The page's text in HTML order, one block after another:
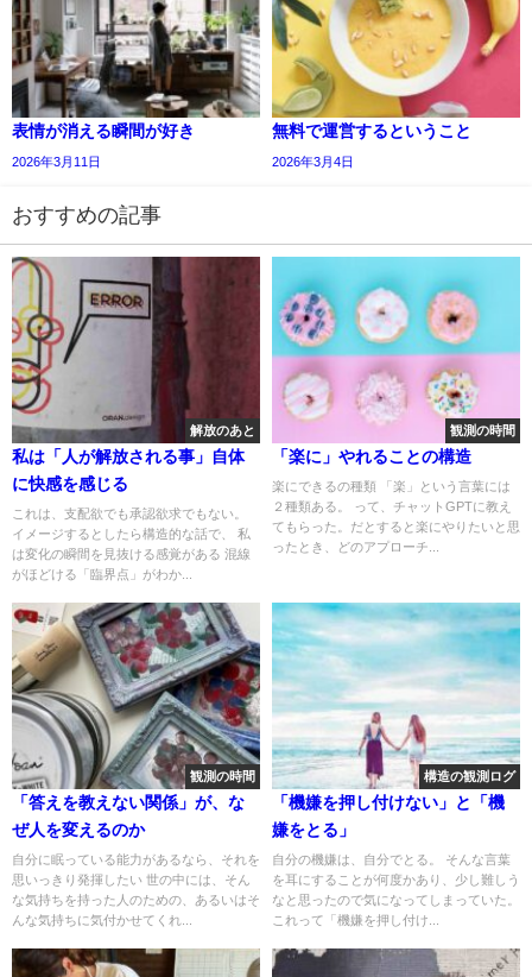
表情が消える瞬間が好き
2026年3月11日
無料で運営するということ
2026年3月4日
おすすめの記事
解放のあと
私は「人が解放される事」自体
に快感を感じる
これは、支配欲でも承認欲求でもない。
イメージするとしたら構造的な話で、 私
は変化の瞬間を見抜ける感覚がある 混線
がほどける「臨界点」がわか...
観測の時間
「楽に」やれることの構造
楽にできるの種類 「楽」という言葉には
２種類ある。 って、チャットGPTに教え
てもらった。だとすると楽にやりたいと思
ったとき、どのアプローチ...
観測の時間
「答えを教えない関係」が、な
ぜ人を変えるのか
自分に眠っている能力があるなら、それを
思いっきり発揮したい 世の中には、そん
な気持ちを持った人のための、あるいはそ
んな気持ちに気付かせてくれ...
構造の観測ログ
「機嫌を押し付けない」と「機
嫌をとる」
自分の機嫌は、自分でとる。 そんな言葉
を耳にすることが何度かあり、少し難しう
なと思ったので気になってしまっていた。
これって「機嫌を押し付け...